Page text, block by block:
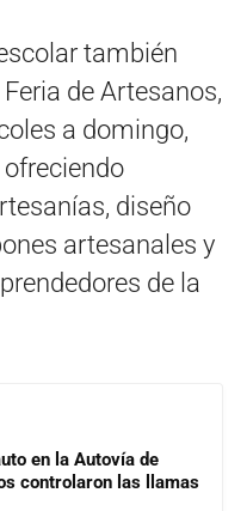
también
de Artesanos,
a domingo,
ofreciendo
diseño
artesanales y
de la
en la Autovía de
controlaron las llamas